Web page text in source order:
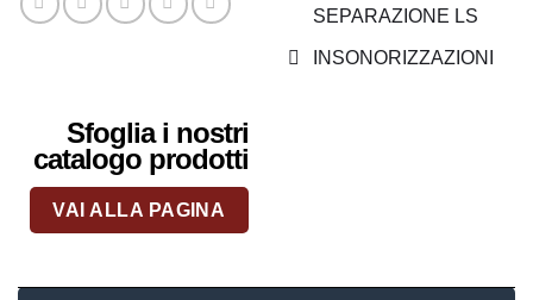
SEPARAZIONE LS
INSONORIZZAZIONI
Sfoglia i nostri
catalogo prodotti
VAI ALLA PAGINA